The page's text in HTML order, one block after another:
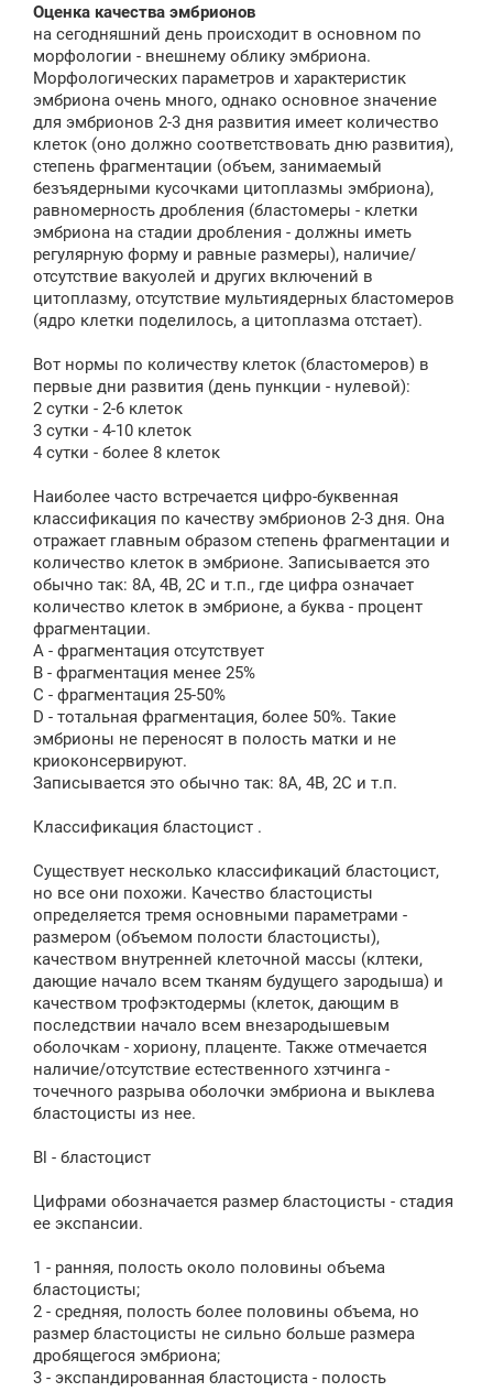
б
щ
е
н
и
Оценка качества эмбрионов
на сегодняшний день происходит в основном по
морфологии - внешнему облику эмбриона.
Морфологических параметров и характеристик
эмбриона очень много, однако основное значение
для эмбрионов 2-3 дня развития имеет количество
клеток (оно должно соответствовать дню развития),
степень фрагментации (объем, занимаемый
безъядерными кусочками цитоплазмы эмбриона),
равномерность дробления (бластомеры - клетки
эмбриона на стадии дробления - должны иметь
регулярную форму и равные размеры), наличие/
отсутствие вакуолей и других включений в
цитоплазму, отсутствие мультиядерных бластомеров
(ядро клетки поделилось, а цитоплазма отстает).
Вот нормы по количеству клеток (бластомеров) в
первые дни развития (день пункции - нулевой):
2 сутки - 2-6 клеток
3 сутки - 4-10 клеток
4 сутки - более 8 клеток
Наиболее часто встречается цифро-буквенная
классификация по качеству эмбрионов 2-3 дня. Она
отражает главным образом степень фрагментации и
количество клеток в эмбрионе. Записывается это
обычно так: 8А, 4В, 2С и т.п., где цифра означает
количество клеток в эмбрионе, а буква - процент
фрагментации.
А - фрагментация отсутствует
В - фрагментация менее 25%
С - фрагментация 25-50%
D - тотальная фрагментация, более 50%. Такие
эмбрионы не переносят в полость матки и не
криоконсервируют.
Записывается это обычно так: 8А, 4В, 2С и т.п.
Классификация бластоцист .
Существует несколько классификаций бластоцист,
но все они похожи. Качество бластоцисты
определяется тремя основными параметрами -
размером (объемом полости бластоцисты),
качеством внутренней клеточной массы (клтеки,
дающие начало всем тканям будущего зародыша) и
качеством трофэктодермы (клеток, дающим в
последствии начало всем внезародышевым
оболочкам - хориону, плаценте. Также отмечается
наличие/отсутствие естественного хэтчинга -
точечного разрыва оболочки эмбриона и выклева
бластоцисты из нее.
Bl - бластоцист
Цифрами обозначается размер бластоцисты - стадия
ее экспансии.
1 - ранняя, полость около половины объема
бластоцисты;
2 - средняя, полость более половины объема, но
размер бластоцисты не сильно больше размера
дробящегося эмбриона;
3 - экспандированная бластоциста - полость